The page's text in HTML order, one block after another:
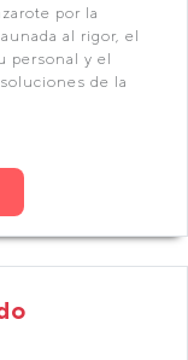
por la
al rigor, el
personal y el
de la